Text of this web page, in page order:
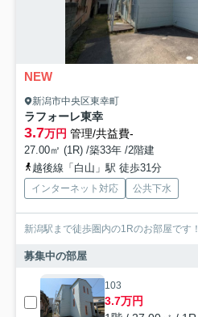
NEW
新潟市中央区東幸町
ラフォーレ東幸
3.7万円 管理/共益費-
27.00㎡ (1R) /築33年 /2階建
越後線「白山」駅 徒歩31分
インターネット対応 公共下水
新潟駅まで徒歩圏内の1Rのお部屋です！
募集中の部屋
103
3.7万円